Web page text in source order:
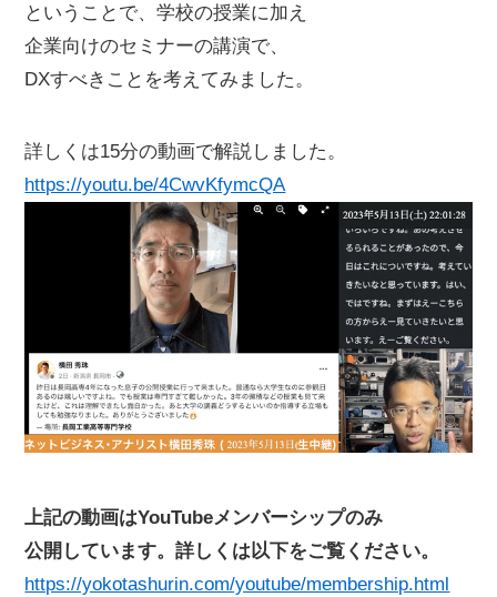
ということで、学校の授業に加え
企業向けのセミナーの講演で、
DXすべきことを考えてみました。
詳しくは15分の動画で解説しました。
https://youtu.be/4CwvKfymcQA
上記の動画はYouTubeメンバーシップのみ
公開しています。詳しくは以下をご覧ください。
https://yokotashurin.com/youtube/membership.html